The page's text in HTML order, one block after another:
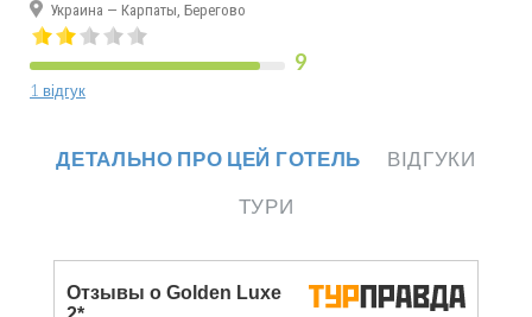
Украина — Карпаты, Берегово
9
1 відгук
ДЕТАЛЬНО ПРО ЦЕЙ ГОТЕЛЬ
ВІДГУКИ
ТУРИ